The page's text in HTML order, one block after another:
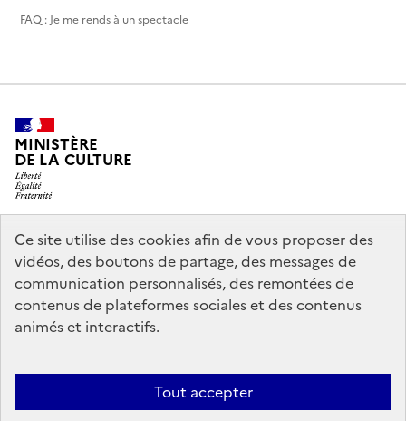
Ce site utilise des cookies afin de vous proposer des
vidéos, des boutons de partage, des messages de
communication personnalisés, des remontées de
contenus de plateformes sociales et des contenus
animés et interactifs.
Tout accepter
FAQ : Je me rends à un spectacle
MINISTÈRE
DE LA CULTURE
legifrance.gouv.fr
info.gouv.fr
service-public.gouv.fr
data.gouv.fr
Accessibilité : partiellement conforme
Politique générale de
Mentions légales